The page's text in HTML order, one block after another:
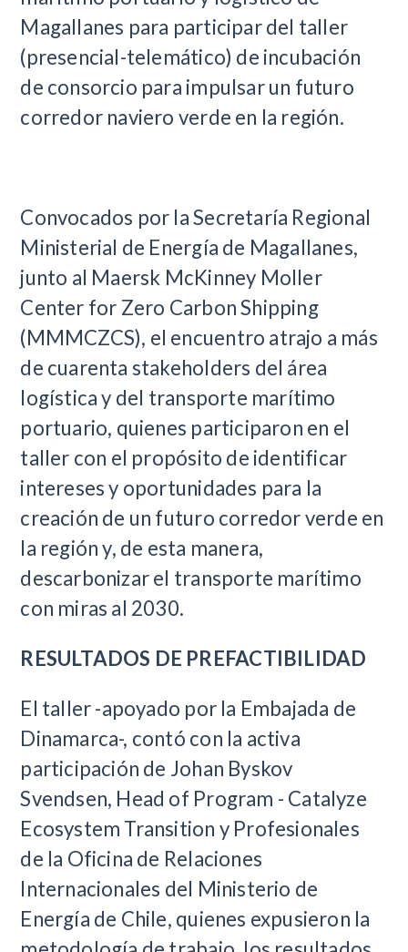
Magallanes para participar del taller
(presencial-telemático) de incubación
de consorcio para impulsar un futuro
corredor naviero verde en la región.
Convocados por la Secretaría Regional
Ministerial de Energía de Magallanes,
junto al Maersk McKinney Moller
Center for Zero Carbon Shipping
(MMMCZCS), el encuentro atrajo a más
de cuarenta stakeholders del área
logística y del transporte marítimo
portuario, quienes participaron en el
taller con el propósito de identificar
intereses y oportunidades para la
creación de un futuro corredor verde en
la región y, de esta manera,
descarbonizar el transporte marítimo
con miras al 2030.
RESULTADOS DE PREFACTIBILIDAD
El taller -apoyado por la Embajada de
Dinamarca-, contó con la activa
participación de Johan Byskov
Svendsen, Head of Program - Catalyze
Ecosystem Transition y Profesionales
de la Oficina de Relaciones
Internacionales del Ministerio de
Energía de Chile, quienes expusieron la